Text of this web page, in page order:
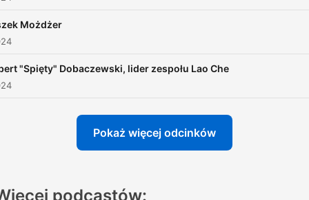
Możdżer
"Spięty" Dobaczewski, lider zespołu Lao Che
Pokaż więcej odcinków
podcastów: